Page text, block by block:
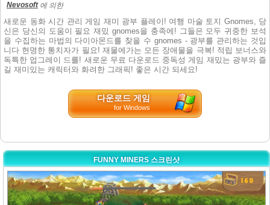
Nevosoft에 의한
새로운 동화 시간 관리 게임 재미 광부 플레이! 여행 마술 토지 Gnomes, 당
신은 당신의 도움이 필요 재밌 gnomes을 충족에! 그들은 모두 귀중한 보석
을 수집하는 마법의 다이아몬드를 찾을 수 gnomes - 광부를 관리하는 것입
니다 현명한 통치자가 필요! 재물에가는 모든 장애물을 극복! 적립 보너스와
독특한 업그레이 드를! 새로운 무료 다운로드 중독성 게임 재밌는 광부와 즐
길 재미있는 캐릭터와 화려한 그래픽! 좋은 시간 되세요!
다운로드 게임
for Windows
FUNNY MINERS 스크린샷